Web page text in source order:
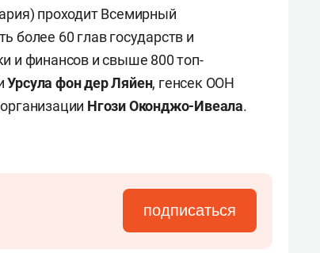
проходит Всемирный
более 60 глав государств и
и финансов и свыше 800 топ-
Урсула фон дер Ляйен, генсек ООН
Нгози Оконджо-Ивеала.
подписаться